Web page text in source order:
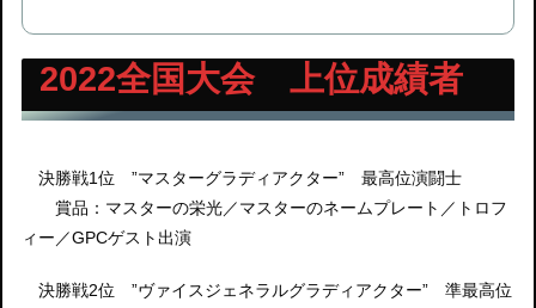
2022全国大会 上位成績者
決勝戦1位 ”マスターグラディアクター” 最高位演闘士
賞品：マスターの栄光／マスターのネームプレート／トロフ
ィー／GPCゲスト出演
決勝戦2位 ”ヴァイスジェネラルグラディアクター” 準最高位